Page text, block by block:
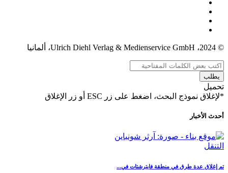
© 2024، Ulrich Diehl Verlag & Medienservice GmbH، ألمانيا
يطلب
تحميل
*لإغلاق نموذج البحث، اضغط على زر ESC أو زر الإغلاق
أحدث الأخبار
التنقل
تم إغلاق عدة طرق في منطقة فايترشتات في...